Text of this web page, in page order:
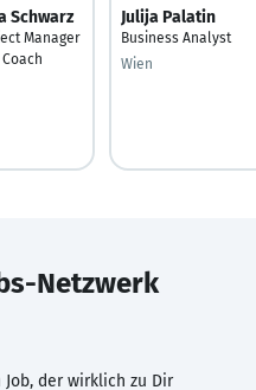
Schwarz
Manager
Julija Palatin
Business Analyst
Wien
Netzwerk
der wirklich zu Dir